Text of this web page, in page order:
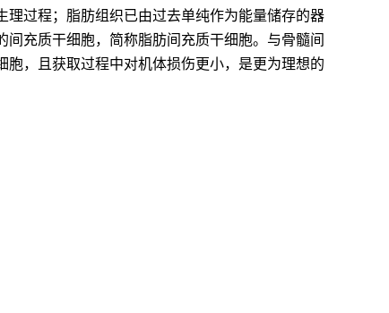
过程；脂肪组织已由过去单纯作为能量储存的器
充质干细胞，简称脂肪间充质干细胞。与骨髓间
，且获取过程中对机体损伤更小，是更为理想的